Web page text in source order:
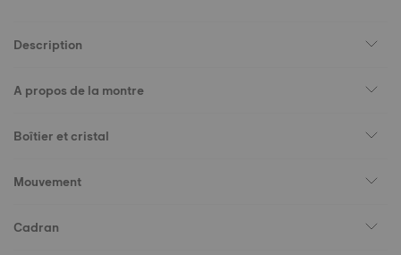
Description
A propos de la montre
Boîtier et cristal
Mouvement
Cadran